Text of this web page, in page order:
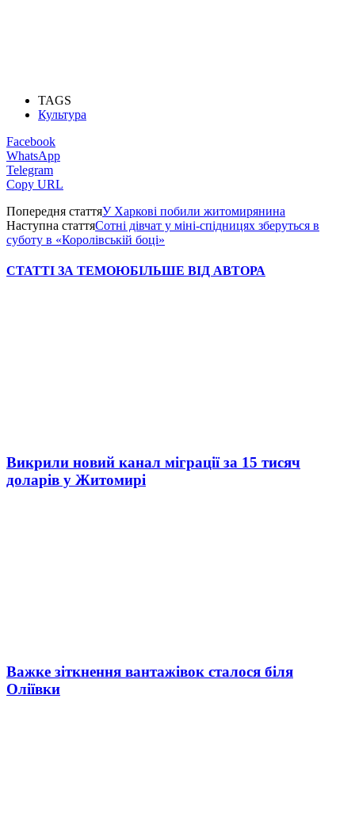
TAGS
Культура
Facebook
WhatsApp
Telegram
Copy URL
Попередня статтяУ Харкові побили житомирянина
Наступна статтяСотні дівчат у міні-спідницях зберуться в
суботу в «Королівській боці»
СТАТТІ ЗА ТЕМОЮБІЛЬШЕ ВІД АВТОРА
Викрили новий канал міграції за 15 тисяч
доларів у Житомирі
Важке зіткнення вантажівок сталося біля
Оліївки